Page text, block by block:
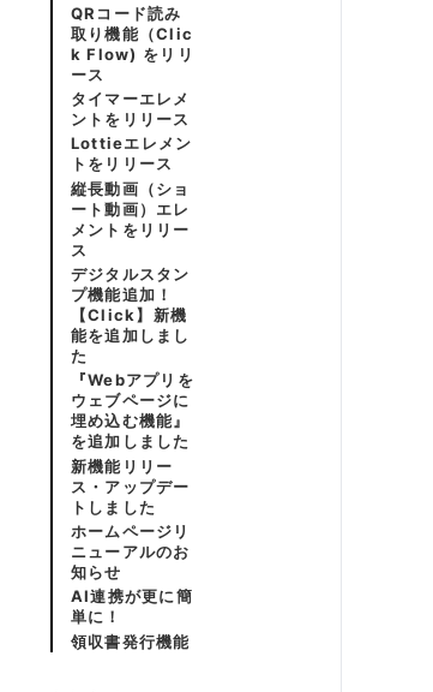
QRコード読み
取り機能（Clic
k Flow) をリリ
ース
タイマーエレメ
ントをリリース
Lottieエレメン
トをリリース
縦長動画（ショ
ート動画）エレ
メントをリリー
ス
デジタルスタン
プ機能追加！
【Click】新機
能を追加しまし
た
『Webアプリを
ウェブページに
埋め込む機能』
を追加しました
新機能リリー
ス・アップデー
トしました
ホームページリ
ニューアルのお
知らせ
AI連携が更に簡
単に！
領収書発行機能